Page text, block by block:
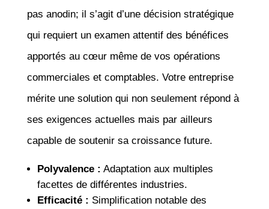
pas anodin; il s’agit d’une décision stratégique
qui requiert un examen attentif des bénéfices
apportés au cœur même de vos opérations
commerciales et comptables. Votre entreprise
mérite une solution qui non seulement répond à
ses exigences actuelles mais par ailleurs
capable de soutenir sa croissance future.
Polyvalence : Adaptation aux multiples
facettes de différentes industries.
Efficacité : Simplification notable des